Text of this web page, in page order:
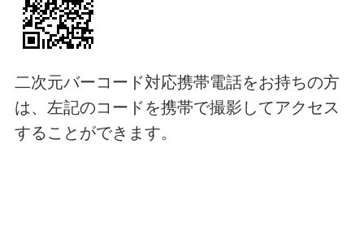
二次元バーコード対応携帯電話をお持ちの方
は、左記のコードを携帯で撮影してアクセス
することができます。